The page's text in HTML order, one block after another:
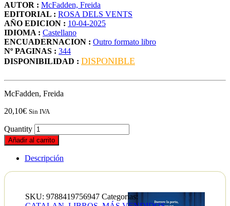
AUTOR : McFadden, Freida
EDITORIAL : ROSA DELS VENTS
AÑO EDICION : 10-04-2025
IDIOMA : Castellano
ENCUADERNACION : Outro formato libro
Nº PAGINAS : 344
DISPONIBILIDAD : DISPONIBLE
McFadden, Freida
20,10€ Sin IVA
Quantity
Añadir al carrito
Descripción
SKU: 9788419756947 Categorías: